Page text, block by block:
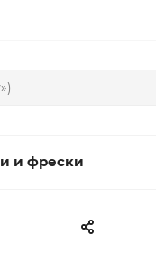
и фрески